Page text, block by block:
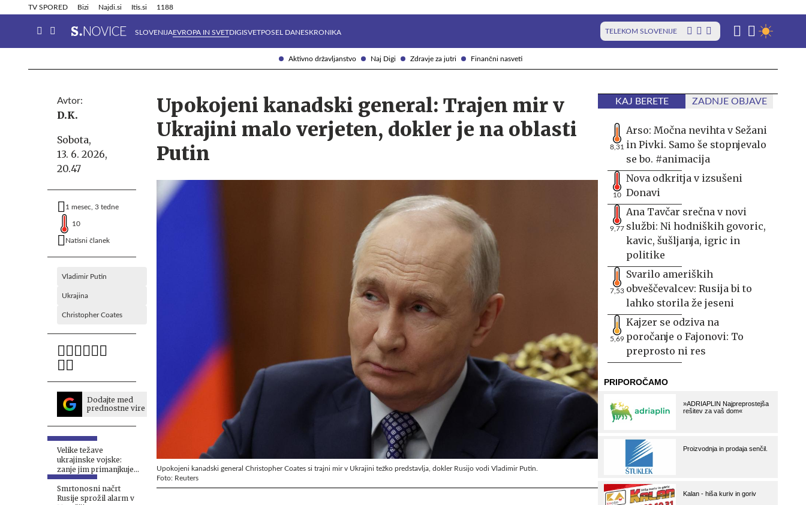
Aktivno državljanstvo Naj Digi Zdravje za jutri Finančni nasveti
TV SPORED Bizi Najdi.si Itis.si 1188
SLOVENIJAEVROPA IN SVETDIGISVETPOSEL DANESKRONIKA TELEKOM SLOVENIJE
Info in obvestila Tehnik
Avtor:
D.K.
Sobota,
13. 6. 2026,
20.47
1 mesec, 3 tedne
10
Natisni članek
Vladimir Putin
Ukrajina
Christopher Coates
Dodajte med
prednostne vire
Velike težave
ukrajinske vojske:
zanje jim primanjkuje
streliva
Smrtonosni načrt
Rusije sprožil alarm v
Upokojeni kanadski general: Trajen mir v
Ukrajini malo verjeten, dokler je na oblasti
Putin
Upokojeni kanadski general Christopher Coates si trajni mir v Ukrajini težko predstavlja, dokler Rusijo vodi Vladimir Putin.
Foto: Reuters
KAJ BERETE ZADNJE OBJAVE
8,31
Arso: Močna nevihta v Sežani
in Pivki. Samo še stopnjevalo
se bo. #animacija
10
Nova odkritja v izsušeni
Donavi
9,77
Ana Tavčar srečna v novi
službi: Ni hodniških govoric,
kavic, šušljanja, igric in
politike
7,53
Svarilo ameriških
obveščevalcev: Rusija bi to
lahko storila že jeseni
5,69
Kajzer se odziva na
poročanje o Fajonovi: To
preprosto ni res